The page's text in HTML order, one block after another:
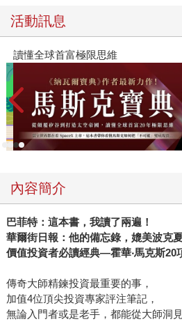
活動訊息
內容簡介
巴菲特：這本書，我讀了兩遍！
華爾街日報：他的備忘錄，媲美波克
價值投資者必讀經典—霍華‧馬克斯20
傳奇大師精鍊投資最重要的事，
加值4位頂尖投資專家評注筆記，
無論入門者或是老手，都能從大師洞